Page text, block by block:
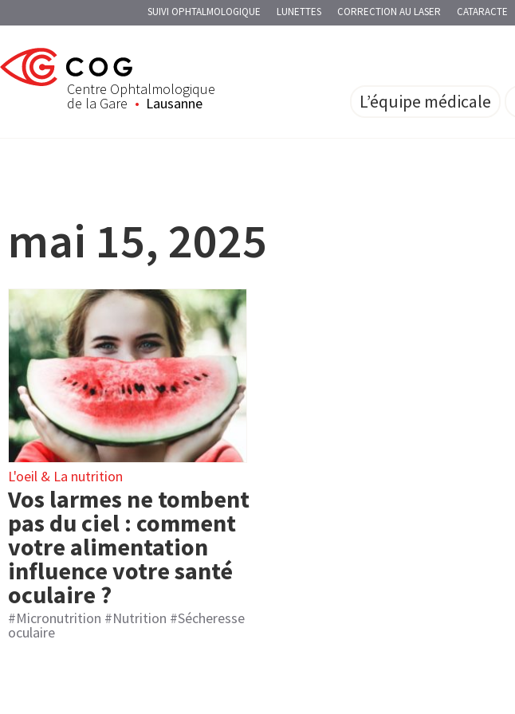
SUIVI OPHTALMOLOGIQUE LUNETTES CORRECTION AU LASER CATARACTE
Centre Ophtalmologique
de la Gare Lausanne L’équipe médicale
mai 15, 2025
L'oeil & La nutrition​
Vos larmes ne tombent
pas du ciel : comment
votre alimentation
influence votre santé
oculaire ?
#Micronutrition #Nutrition #Sécheresse
oculaire